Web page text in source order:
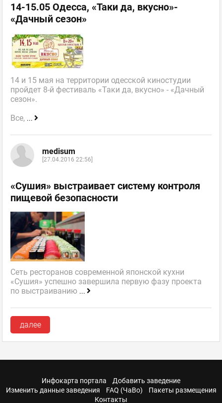
14-15.05 Одесса, «Таки да, вкусно»-
«Дачный сезон»
14 и 15 мая на территории одесской киностудии
пройдет 8-й фестиваль «Таки да, вкусно» - «Дачный
сезон».
Все, ...
medisum
[27.04.2016 22:56]
«Сушия» выстраивает систему контроля
пищевой безопасности
Сеть ресторанов современной японской кухни
«Сушия» успешно завершила первую фазу проекта
по выстраиванию ...
далее
Инфокарта портала
Добавить заведение
Изменить данные заведения
FAQ (ЧаВо)
Пакеты размещения
Контакты